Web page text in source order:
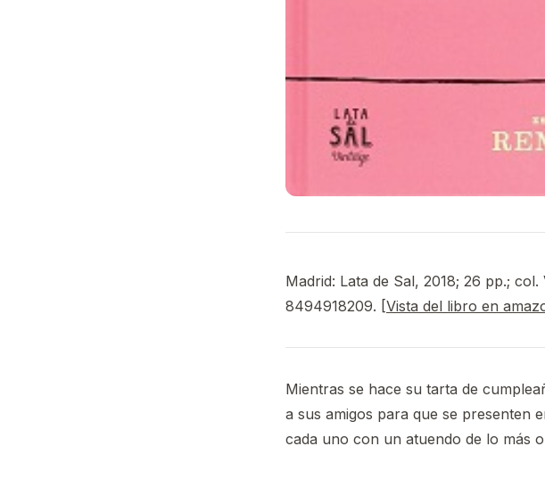
Madrid: Lata de Sal, 2018; 26 pp.;
8494918209. [Vista del libro en
Mientras se hace su tarta de
a sus amigos para que se presenten
cada uno con un atuendo de lo más